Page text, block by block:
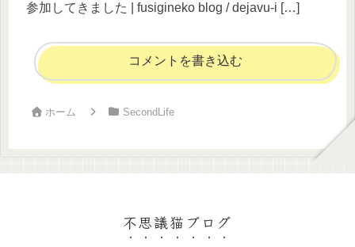
参加してきました | fusigineko blog / dejavu-i […]
コメントを書き込む
ホーム SecondLife
不思議猫ブログ